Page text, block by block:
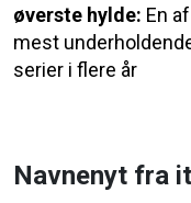
øverste hylde: En
mest
serier i flere år
Navnenyt fra